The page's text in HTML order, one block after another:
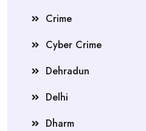
Crime
Cyber Crime
Dehradun
Delhi
Dharm